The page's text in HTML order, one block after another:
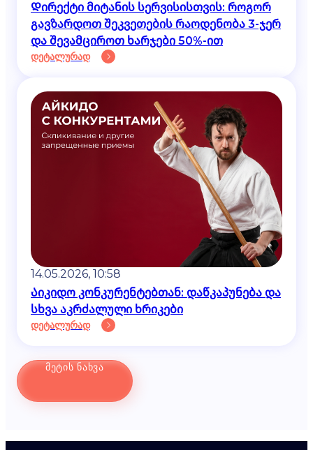
Დირექტი მიტანის სერვისისთვის: როგორ
გავზარდოთ შეკვეთების რაოდენობა 3-ჯერ
და შევამციროთ ხარჯები 50%-ით
დეტალურად
14.05.2026, 10:58
Აიკიდო კონკურენტებთან: დაწკაპუნება და
სხვა აკრძალული ხრიკები
დეტალურად
ᲛᲔᲢᲘᲡ ᲜᲐᲮᲕᲐ